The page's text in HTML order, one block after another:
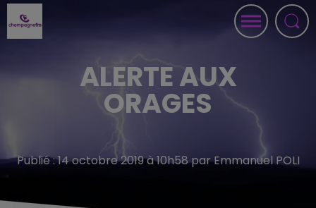
ALERTE AUX
ORAGES
Publié : 14 octobre 2019 à 10h58 par Emmanuel POLI